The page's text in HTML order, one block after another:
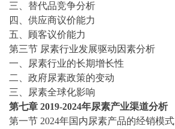
三、替代品竞争分析
四、供应商议价能力
五、顾客议价能力
第三节 尿素行业发展驱动因素分析
一、
尿素行业的长期增长性
二、政府尿素政策的变动
三、
尿素全球化影响
第七章 2019-2024年尿素产业渠道分析
第一节 2024年国内尿素产品的经销模式